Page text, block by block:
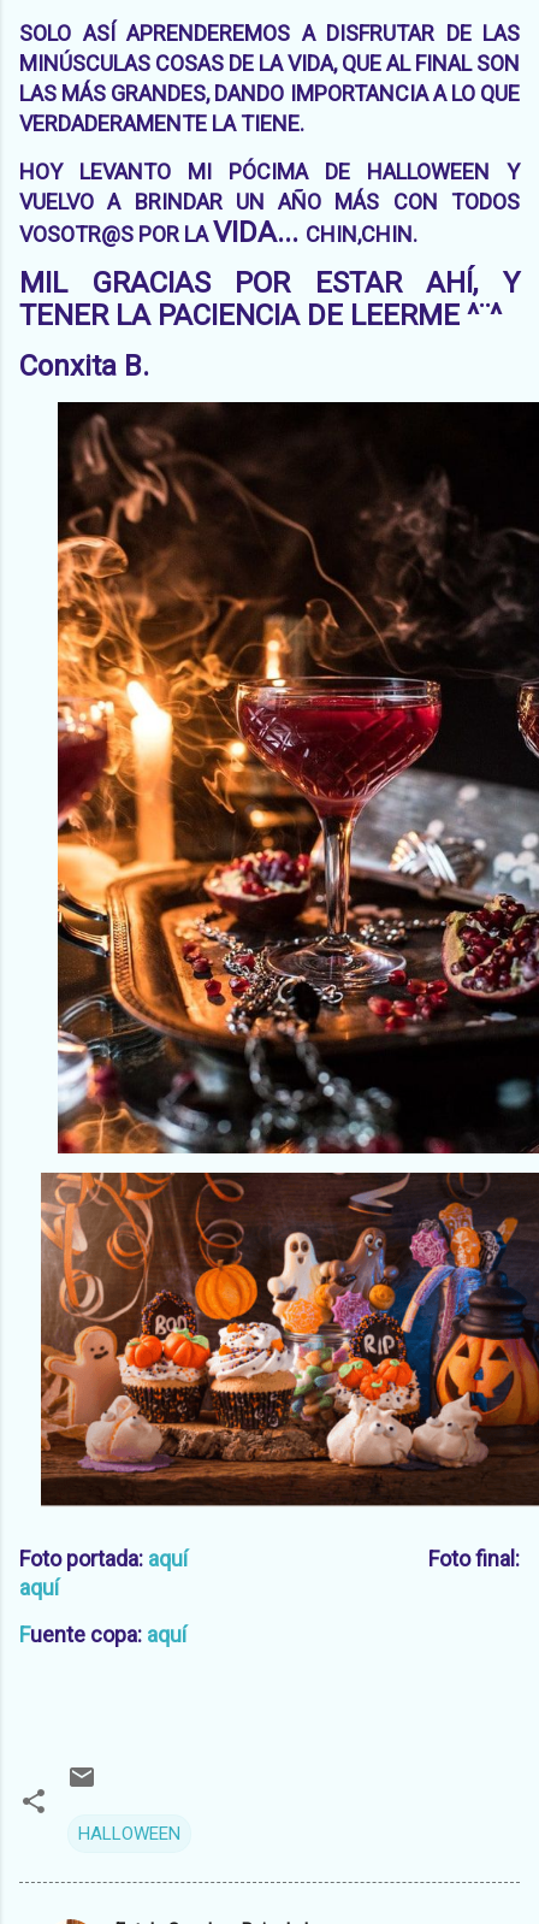
SOLO ASÍ APRENDEREMOS A DISFRUTAR DE LAS
MINÚSCULAS COSAS DE LA VIDA, QUE AL FINAL SON
LAS MÁS GRANDES, DANDO IMPORTANCIA A LO QUE
VERDADERAMENTE LA TIENE.
HOY LEVANTO MI PÓCIMA DE HALLOWEEN Y
VUELVO A BRINDAR UN AÑO MÁS CON TODOS
VOSOTR@S POR LAVIDA... CHIN,CHIN.
MIL GRACIAS POR ESTAR AHÍ, Y
TENER LA PACIENCIA DE LEERME ^¨^
Conxita B.
Foto portada: aquí
Foto final:
aquí
Fuente copa: aquí
HALLOWEEN